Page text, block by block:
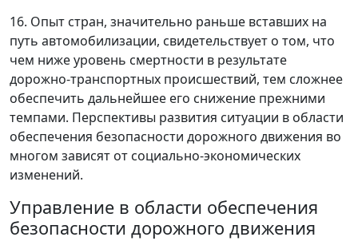
16. Опыт стран, значительно раньше вставших на
путь автомобилизации, свидетельствует о том, что
чем ниже уровень смертности в результате
дорожно-транспортных происшествий, тем сложнее
обеспечить дальнейшее его снижение прежними
темпами. Перспективы развития ситуации в области
обеспечения безопасности дорожного движения во
многом зависят от социально-экономических
изменений.
Управление в области обеспечения
безопасности дорожного движения